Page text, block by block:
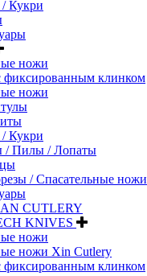
Кукри
ножи
клинком
ножи
Кукри
/ Пилы / Лопаты
/ Спасательные ножи
CUTLERY
KNIVES
ножи
ножи Xin Cutlery
клинком